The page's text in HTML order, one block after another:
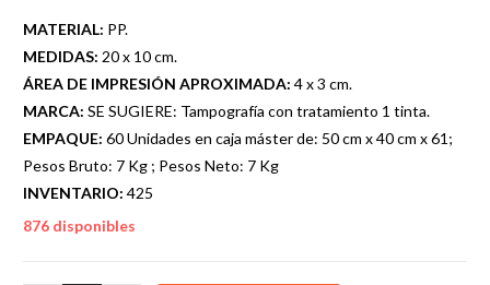
MATERIAL: PP.
MEDIDAS: 20 x 10 cm.
ÁREA DE IMPRESIÓN APROXIMADA: 4 x 3 cm.
MARCA: SE SUGIERE: Tampografía con tratamiento 1 tinta.
EMPAQUE: 60 Unidades en caja máster de: 50 cm x 40 cm x 61;
Pesos Bruto: 7 Kg ; Pesos Neto: 7 Kg
INVENTARIO: 425
876 disponibles